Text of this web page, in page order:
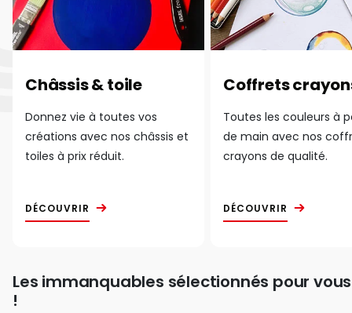
Châssis & toile
Donnez vie à toutes vos
créations avec nos châssis et
toiles à prix réduit.
DÉCOUVRIR
Coffrets
Toutes les couleurs à
de main avec nos
crayons de qualité.
DÉCOUVRIR
Les immanquables sélectionnés pour vous
!